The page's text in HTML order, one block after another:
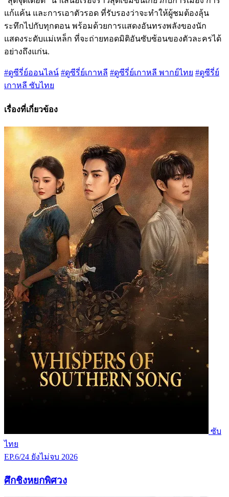
แก้แค้น และการเอาตัวรอด ที่รับรองว่าจะทำให้ผู้ชมต้องลุ้น
ระทึกไปกับทุกตอน พร้อมด้วยการแสดงอันทรงพลังของนัก
แสดงระดับแม่เหล็ก ที่จะถ่ายทอดมิติอันซับซ้อนของตัวละครได้
อย่างถึงแก่น.
#ดูซีรี่ย์ออนไลน์ #ดูซีรี่ย์เกาหลี #ดูซีรี่ย์เกาหลี พากย์ไทย #ดูซีรี่ย์
เกาหลี ซับไทย
เรื่องที่เกี่ยวข้อง
ซับ
ไทย
EP.6/24 ยังไม่จบ 2026
ศึกชิงหยกพิศวง